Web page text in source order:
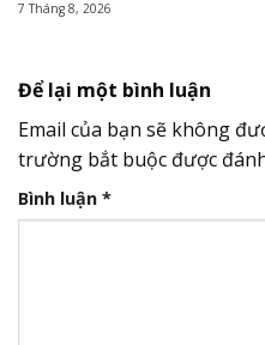
7 Tháng 8, 2026
Để lại một bình luận
Email của bạn sẽ không
trường bắt buộc được
Bình luận *